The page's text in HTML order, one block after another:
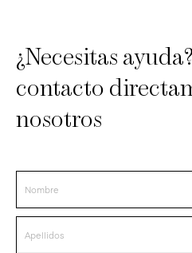
¿Necesitas
contacto
nosotros